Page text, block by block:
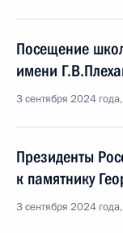
Посещение
имени
3 сентября 2024
Президенты
к памятнику
3 сентября 2024